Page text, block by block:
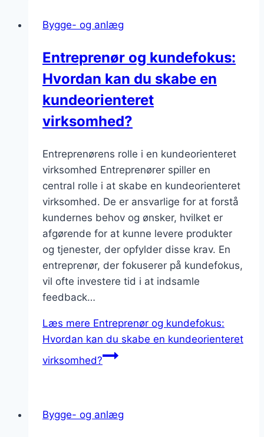
Bygge- og anlæg
Entreprenør og kundefokus:
Hvordan kan du skabe en
kundeorienteret
virksomhed?
Entreprenørens rolle i en kundeorienteret
virksomhed Entreprenører spiller en
central rolle i at skabe en kundeorienteret
virksomhed. De er ansvarlige for at forstå
kundernes behov og ønsker, hvilket er
afgørende for at kunne levere produkter
og tjenester, der opfylder disse krav. En
entreprenør, der fokuserer på kundefokus,
vil ofte investere tid i at indsamle
feedback…
Læs mere Entreprenør og kundefokus:
Hvordan kan du skabe en kundeorienteret
virksomhed?
Bygge- og anlæg